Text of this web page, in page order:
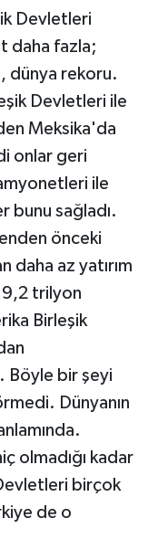
Devletleri
daha fazla;
dünya rekoru.
Devletleri ile
Meksika'da
onlar geri
ile
bunu sağladı.
önceki
daha az yatırım
trilyon
Birleşik
Böyle bir şeyi
Dünyanın
olmadığı kadar
birçok
de o